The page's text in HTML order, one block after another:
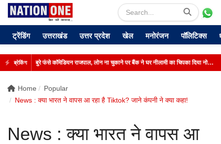
ब्रेकिंग बुरे फंसे कॉमेडियन राजपाल, लोन ना चुकाने पर बैंक ने घर नीलामी का चिपका दिया नोटिस
ट्रेंडिंग उत्तराखंड उत्तर प्रदेश खेल मनोरंजन पॉलिटिक्स
Home
Popular
News : क्या भारत ने वापस आ रहा है Tiktok? जाने कंपनी ने क्या कहा!
News : क्या भारत ने वापस आ